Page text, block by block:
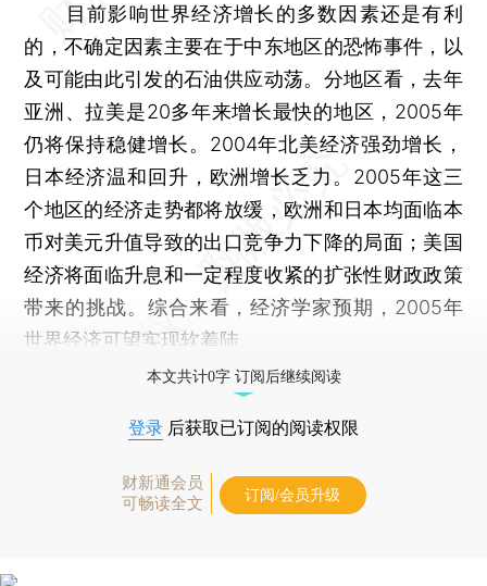
目前影响世界经济增长的多数因素还是有利
的，不确定因素主要在于中东地区的恐怖事件，以
及可能由此引发的石油供应动荡。分地区看，去年
亚洲、拉美是20多年来增长最快的地区，2005年
仍将保持稳健增长。2004年北美经济强劲增长，
日本经济温和回升，欧洲增长乏力。2005年这三
个地区的经济走势都将放缓，欧洲和日本均面临本
币对美元升值导致的出口竞争力下降的局面；美国
经济将面临升息和一定程度收紧的扩张性财政政策
带来的挑战。综合来看，经济学家预期，2005年
世界经济可望实现软着陆。
本文共计0字 订阅后继续阅读
登录 后获取已订阅的阅读权限
财新通会员
可畅读全文
订阅/会员升级